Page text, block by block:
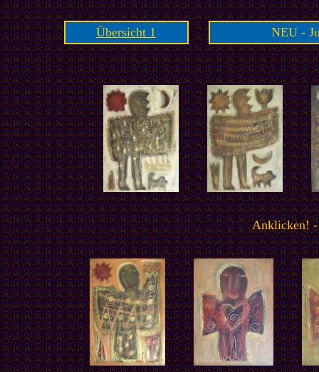
Übersicht 1 NEU -
Anklicken!